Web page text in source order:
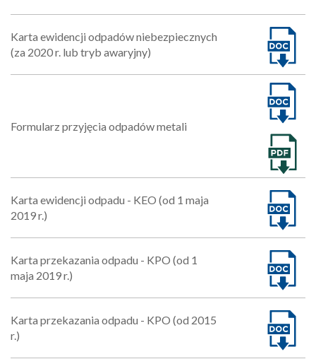
Karta ewidencji odpadów niebezpiecznych
(za 2020 r. lub tryb awaryjny)
Formularz przyjęcia odpadów metali
Karta ewidencji odpadu - KEO (od 1 maja
2019 r.)
Karta przekazania odpadu - KPO (od 1
maja 2019 r.)
Karta przekazania odpadu - KPO (od 2015
r.)